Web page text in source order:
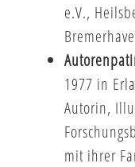
e.V.,
1977 in
Autorin,
mit ihrer